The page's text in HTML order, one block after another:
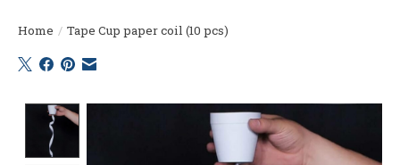
Home / Tape Cup paper coil (10 pcs)
Product image slideshow Items